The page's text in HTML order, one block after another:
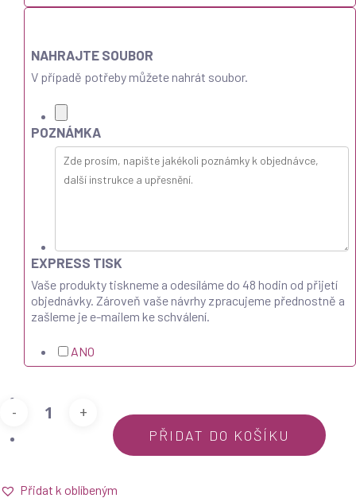
NAHRAJTE SOUBOR
V případě potřeby můžete nahrát soubor.
POZNÁMKA
EXPRESS TISK
Vaše produkty tiskneme a odesíláme do 48 hodin od přijetí
objednávky. Zároveň vaše návrhy zpracujeme přednostně a
zašleme je e-mailem ke schválení.
ANO
PŘIDAT DO KOŠÍKU
Přidat k oblíbeným